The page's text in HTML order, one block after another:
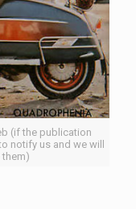
(if the publication
notify us and we will
them)